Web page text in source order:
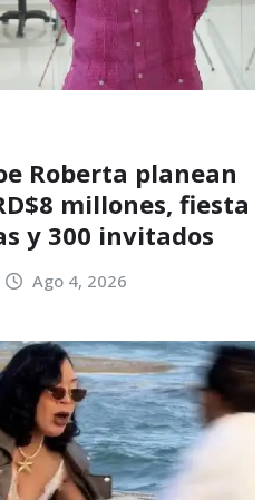
Roberta planean
millones, fiesta
y 300 invitados
Ago 4, 2026